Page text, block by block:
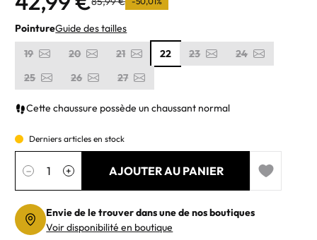
PointureGuide des tailles
19
20 21 22 23
24
25
26 27
Cette chaussure possède un chaussant normal
Derniers articles en stock
− +
AJOUTER AU PANIER
Add to
Envie de le trouver dans une de nos boutiques
Voir disponibilité en boutique